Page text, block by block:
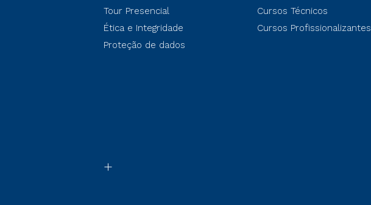
Tour Presencial
Ética e Integridade
Proteção de dados
Cursos Técnicos
Cursos Profissionalizantes